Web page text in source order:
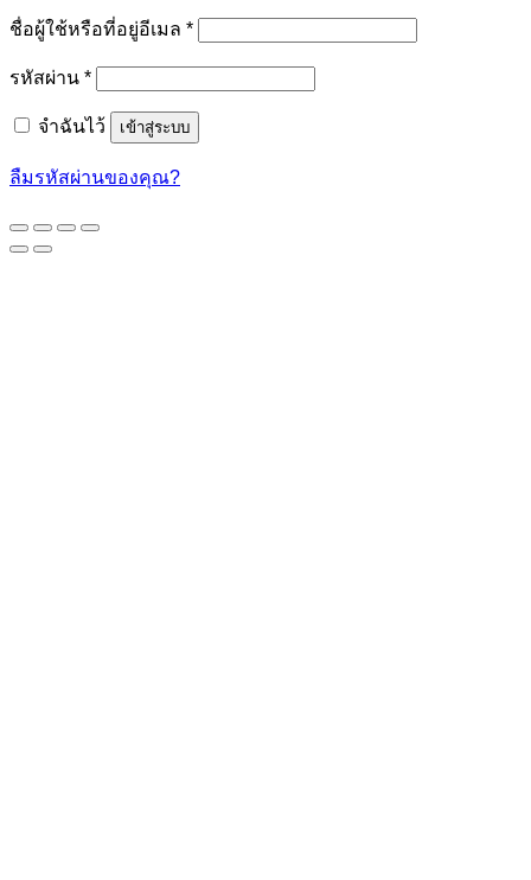
ชื่อผู้ใช้หรือที่อยู่อีเมล *ต้องการ
รหัสผ่าน *ต้องการ
จำฉันไว้ เข้าสู่ระบบ
ลืมรหัสผ่านของคุณ?